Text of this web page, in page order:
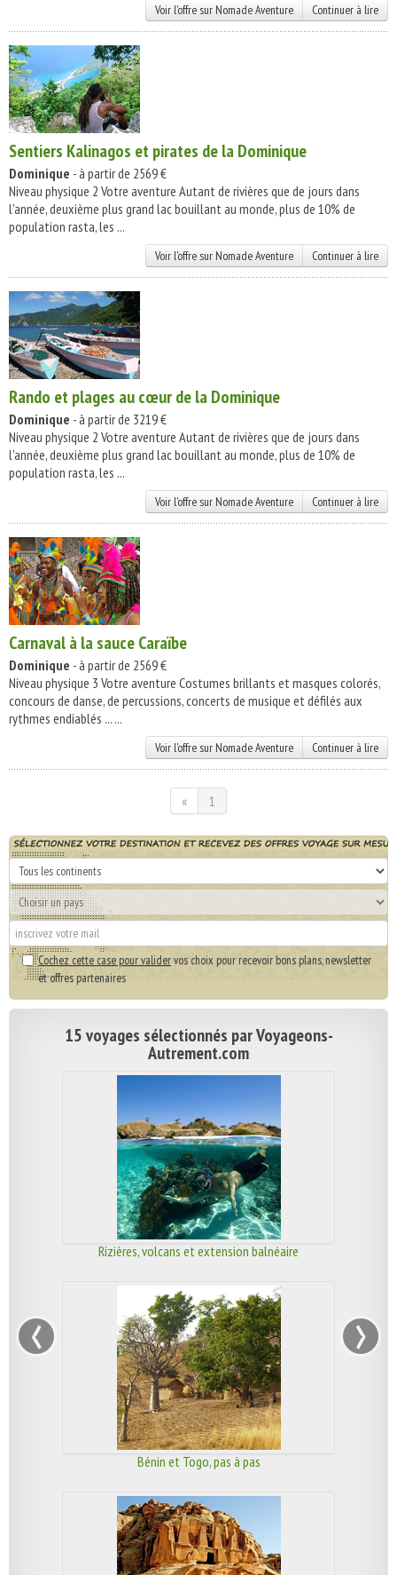
Voir l'offre sur Nomade Aventure Continuer à lire
Sentiers Kalinagos et pirates de la Dominique
Dominique - à partir de 2569 €
Niveau physique 2 Votre aventure Autant de rivières que de jours dans
l'année, deuxième plus grand lac bouillant au monde, plus de 10% de
population rasta, les ...
Voir l'offre sur Nomade Aventure Continuer à lire
Rando et plages au cœur de la Dominique
Dominique - à partir de 3219 €
Niveau physique 2 Votre aventure Autant de rivières que de jours dans
l'année, deuxième plus grand lac bouillant au monde, plus de 10% de
population rasta, les ...
Voir l'offre sur Nomade Aventure Continuer à lire
Carnaval à la sauce Caraïbe
Dominique - à partir de 2569 €
Niveau physique 3 Votre aventure Costumes brillants et masques colorés,
concours de danse, de percussions, concerts de musique et défilés aux
rythmes endiablés ... ...
Voir l'offre sur Nomade Aventure Continuer à lire
« 1
Cochez cette case pour validervos choix pour recevoir bons plans, newsletter
et offres partenaires
15 voyages sélectionnés par Voyageons-
Autrement.com
Rizières, volcans et extension balnéaire
Bénin et Togo, pas à pas
‹ ›